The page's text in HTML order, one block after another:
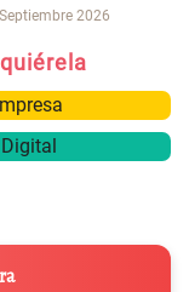
2026
Digital